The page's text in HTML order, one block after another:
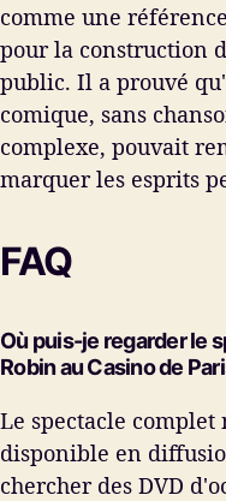
comme une
pour la construction
public. Il a prouvé
comique, sans
complexe, pouvait
marquer les esprits
FAQ
Où puis-je regarder le
Robin au Casino de
Le spectacle
disponible en
chercher des DVD